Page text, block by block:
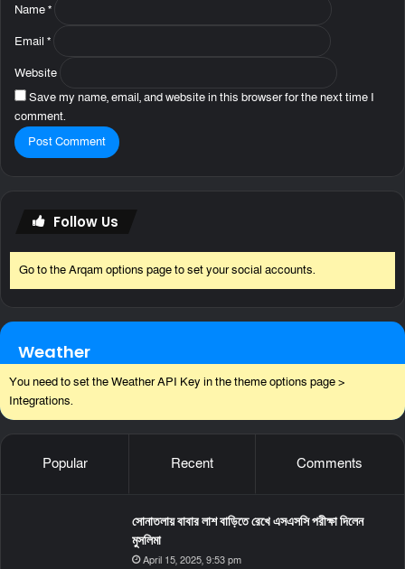
Name*
Email *
Website
Save my name, email, and website in this browser for the next time I
comment.
Follow Us
Go to the Arqam options page to set your social accounts.
Weather
You need to set the Weather API Key in the theme options page >
Integrations.
Popular Recent Comments
সোনাতলায় বাবার লাশ বাড়িতে রেখে এসএসসি পরীক্ষা দিলেন
মুসলিমা
April 15, 2025, 9:53 pm